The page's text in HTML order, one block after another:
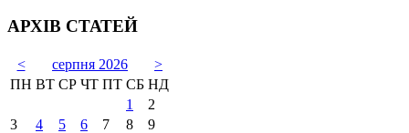
АРХІВ СТАТЕЙ
< серпня 2026
>
ПН ВТ СР ЧТ ПТ СБ НД
1
2
3
4 5 6 7 8
9